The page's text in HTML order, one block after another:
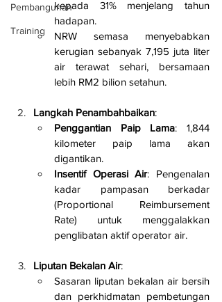
Pembangunan
Training
kepada 31% menjelang tahun
hadapan.
NRW semasa menyebabkan
kerugian sebanyak 7,195 juta liter
air terawat sehari, bersamaan
lebih RM2 bilion setahun.
Langkah Penambahbaikan:
Penggantian Paip Lama: 1,844
kilometer paip lama akan
digantikan.
Insentif Operasi Air: Pengenalan
kadar pampasan berkadar
(Proportional Reimbursement
Rate) untuk menggalakkan
penglibatan aktif operator air.
Liputan Bekalan Air:
Sasaran liputan bekalan air bersih
dan perkhidmatan pembetungan